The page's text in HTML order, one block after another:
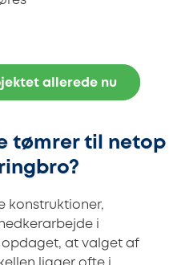
allerede nu
tømrer til netop
konstruktioner,
i
opdaget, at valget af